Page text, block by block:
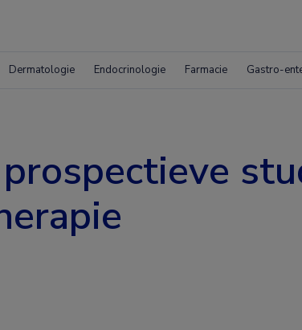
Dermatologie Endocrinologie Farmacie Gastro-